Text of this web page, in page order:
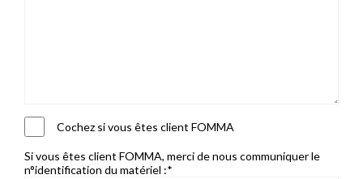
Cochez si vous êtes client FOMMA
Si vous êtes client FOMMA, merci de nous communiquer le
n°identification du matériel :*